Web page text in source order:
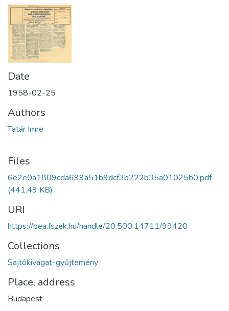
Date
1958-02-25
Authors
Tatár Imre
Files
6e2e0a1809cda699a51b9dcf3b222b35a01025b0.pdf
(441.49 KB)
URI
https://bea.fszek.hu/handle/20.500.14711/99420
Collections
Sajtókivágat-gyűjtemény
Place, address
Budapest